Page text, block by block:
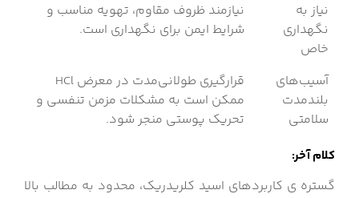
نیاز به
نگهداری
خاص
نیازمند ظروف مقاوم، تهویه مناسب و
شرایط ایمن برای نگهداری است.
آسیب‌های
بلندمدت
سلامتی
قرارگیری طولانی‌مدت در معرض HCl
ممکن است به مشکلات مزمن تنفسی و
تحریک پوستی منجر شود.
کلام آخر:
گستره ی کاربردهای اسید کلریدریک، محدود به مطالب بالا